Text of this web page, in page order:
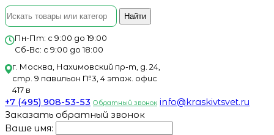
Найти
Пн-Пт: с 9:00 до 19:00
Сб-Вс: с 9:00 до 18:00
г. Москва, Нахимовский пр-т, д. 24,
стр. 9 павильон №3, 4 этаж. офис
417 в
+7 (495) 908-53-53 Обратный звонок info@kraskivtsvet.ru
Заказать обратный звонок
Ваше имя: